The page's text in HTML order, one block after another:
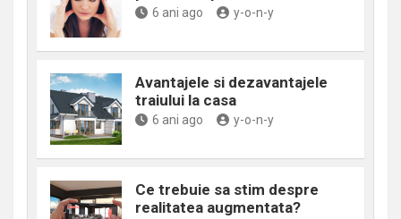
6 ani ago y-o-n-y
Avantajele si dezavantajele
traiului la casa
6 ani ago y-o-n-y
Ce trebuie sa stim despre
realitatea augmentata?